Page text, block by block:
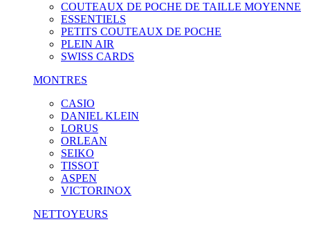
COUTEAUX DE POCHE DE TAILLE MOYENNE
ESSENTIELS
PETITS COUTEAUX DE POCHE
PLEIN AIR
SWISS CARDS
MONTRES
CASIO
DANIEL KLEIN
LORUS
ORLEAN
SEIKO
TISSOT
ASPEN
VICTORINOX
NETTOYEURS